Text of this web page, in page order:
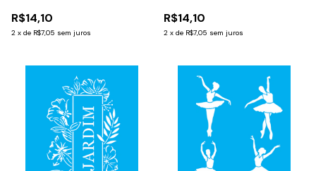
R$14,10
2 x de R$7,05 sem juros
R$14,10
2 x de R$7,05 sem juros